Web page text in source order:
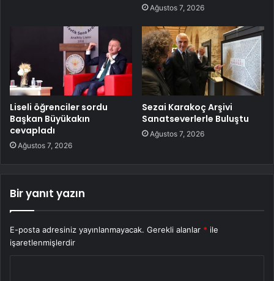
Ağustos 7, 2026
Liseli öğrenciler sordu
Başkan Büyükakın
cevapladı
Ağustos 7, 2026
Sezai Karakoç Arşivi
Sanatseverlerle Buluştu
Ağustos 7, 2026
Bir yanıt yazın
E-posta adresiniz yayınlanmayacak. Gerekli alanlar * ile
işaretlenmişlerdir